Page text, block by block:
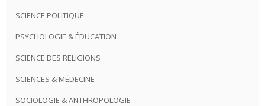
SCIENCE POLITIQUE
PSYCHOLOGIE & ÉDUCATION
SCIENCE DES RELIGIONS
SCIENCES & MÉDECINE
SOCIOLOGIE & ANTHROPOLOGIE